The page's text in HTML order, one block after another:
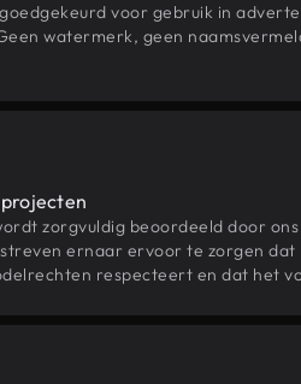
voor gebruik in
watermerk, geen
zorgvuldig beoordeeld door
ernaar ervoor te zorgen
respecteert en dat het